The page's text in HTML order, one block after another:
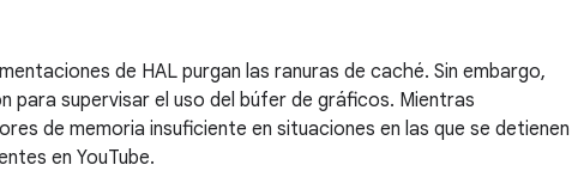
de HAL purgan las ranuras de caché. Sin embargo,
para supervisar el uso del búfer de gráficos. Mientras
de memoria insuficiente en situaciones en las que se detienen
en YouTube.